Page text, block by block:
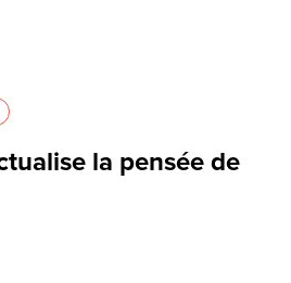
la pensée de